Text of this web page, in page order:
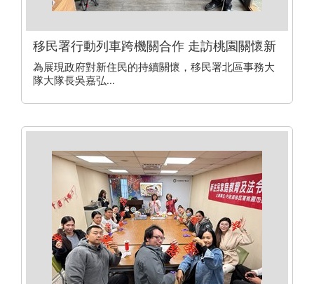
移民署行動列車跨機關合作 走訪桃園關懷新
住民
為展現政府對新住民的持續關懷，移民署北區事務大
隊大隊長吳嘉弘...